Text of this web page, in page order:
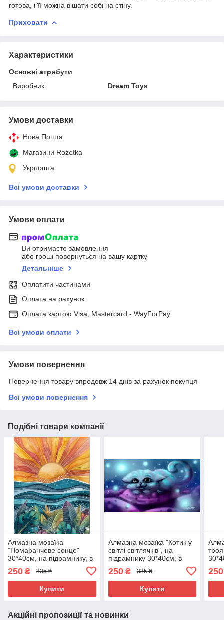
готова, і її можна вішати собі на стіну.
Приховати
Характеристики
Основні атрибути
Виробник
Dream Toys
Умови доставки
Нова Пошта
Магазини Rozetka
Укрпошта
Всі умови доставки
Умови оплати
Ви отримаєте замовлення
або гроші повернуться на вашу картку
Детальніше
Оплатити частинами
Оплата на рахунок
Оплата картою Visa, Mastercard - WayForPay
Всі умови оплати
Умови повернення
Повернення товару впродовж 14 днів за рахунок покупця
Всі умови повернення
Подібні товари компанії
Алмазна мозаїка
"Помаранчеве сонце"
30*40см, на підрамнику, в
Dreamtoys
250 ₴ 335 ₴
Купити
Алмазна мозаїка "Котик у
світлі світлячків", на
підрамнику 30*40см, в
Dreamtoys
250₴ 335 ₴
Купити
250
Акційні пропозиції та новинки